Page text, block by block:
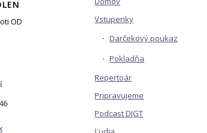
OD
Vstupenky
Darčekový poukaz
Pokladňa
Repertoár
Pripravujeme
Podcast DJGT